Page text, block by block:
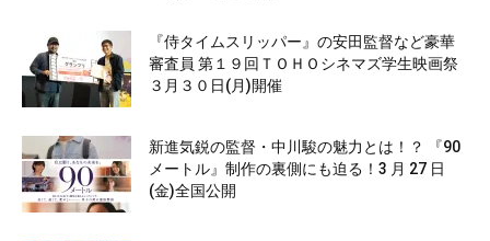
『侍タイムスリッパー』の安田監督など豪華
審査員 第１９回ＴＯＨＯシネマズ学生映画祭
３月３０日(月)開催
新進気鋭の監督・中川駿の魅力とは！？ 『90
メートル』制作の裏側にも迫る！3 月 27 日
(金)全国公開